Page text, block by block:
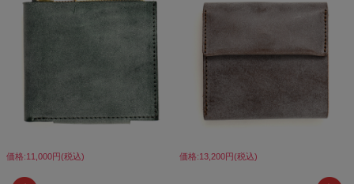
価格:11,000円(税込) 価格:13,200円(税込)